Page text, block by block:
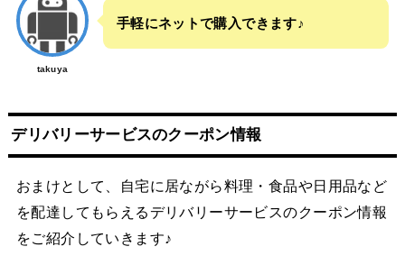
takuya
手軽にネットで購入できます♪
デリバリーサービスのクーポン情報
おまけとして、自宅に居ながら料理・食品や日用品など
を配達してもらえるデリバリーサービスのクーポン情報
をご紹介していきます♪